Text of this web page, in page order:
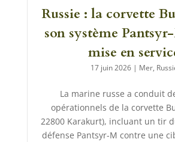
Russie : la corvette
son système
mise en
17 juin 2026| Mer,
La marine russe a conduit
opérationnels de la corvette
22800 Karakurt), incluant un tir
défense Pantsyr-M contre une